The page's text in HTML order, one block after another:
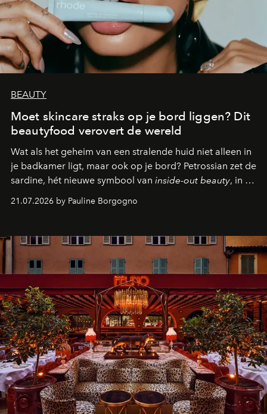
BEAUTY
Moet skincare straks op je bord liggen? Dit
beautyfood verovert de wereld
Wat als het geheim van een stralende huid niet alleen in
je badkamer ligt, maar ook op je bord? Petrossian zet de
sardine, hét nieuwe symbool van inside-out beauty, in de
kijker met twee gastronomische creaties.
21.07.2026 by Pauline Borgogno